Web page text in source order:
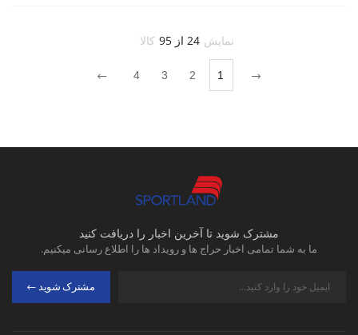
نمایش 24 از 95 کالا
1
2
3
4
مشترک شوید تا آخرین اخبار را دریافت کنید
ما به شما تمامی اخبار حراج ها و رویداد ها را اطلاع رسانی میکنیم.
مشترک شوید